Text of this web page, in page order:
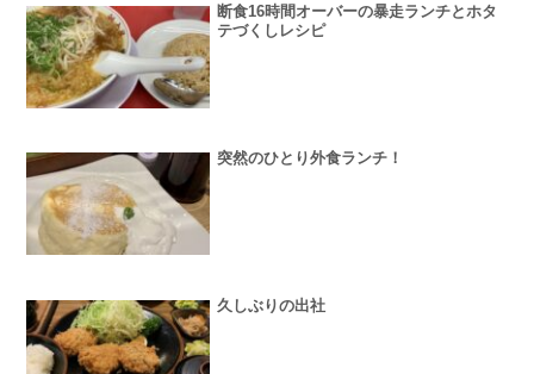
断食16時間オーバーの暴走ランチとホタ
テづくしレシピ
突然のひとり外食ランチ！
久しぶりの出社